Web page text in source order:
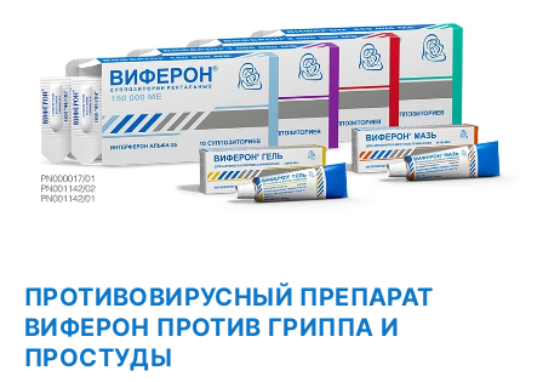
ПРОТИВОВИРУСНЫЙ ПРЕПАРАТ
ВИФЕРОН ПРОТИВ ГРИППА И
ПРОСТУДЫ